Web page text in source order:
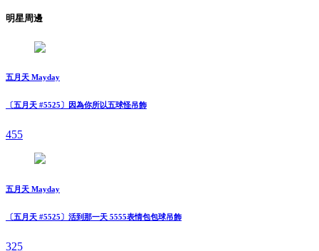
明星周邊
五月天 Mayday
〔五月天 #5525〕因為你所以五球怪吊飾
455
五月天 Mayday
〔五月天 #5525〕活到那一天 5555表情包包球吊飾
325